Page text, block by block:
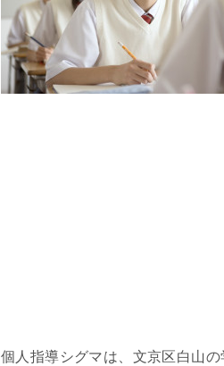
個人指導シグマは、文京区白山の